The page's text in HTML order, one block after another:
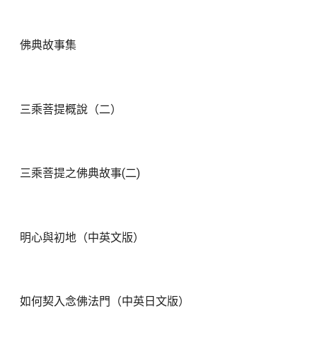
佛典故事集
三乘菩提概說（二）
三乘菩提之佛典故事(二)
明心與初地（中英文版）
如何契入念佛法門（中英日文版）